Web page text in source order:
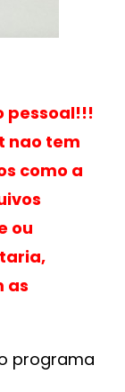
pessoal!!!
nao tem
como a
ou
as
programa